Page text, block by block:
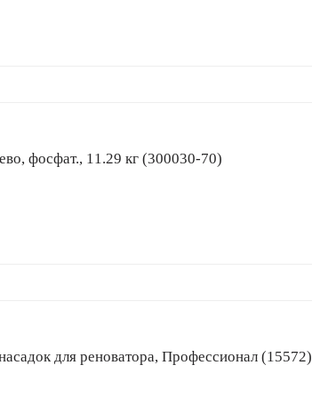
фосфат., 11.29 кг (300030-70)
насадок для реноватора, Профессионал (15572)